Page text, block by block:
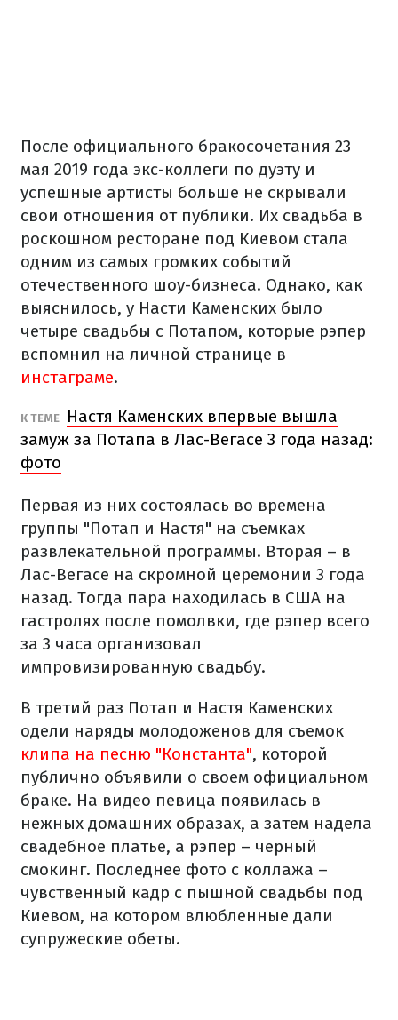
После официального бракосочетания 23
мая 2019 года экс-коллеги по дуэту и
успешные артисты больше не скрывали
свои отношения от публики. Их свадьба в
роскошном ресторане под Киевом стала
одним из самых громких событий
отечественного шоу-бизнеса. Однако, как
выяснилось, у Насти Каменских было
четыре свадьбы с Потапом, которые рэпер
вспомнил на личной странице в
инстаграме.
К ТЕМЕ
Настя Каменских впервые вышла
замуж за Потапа в Лас-Вегасе 3 года назад:
фото
Первая из них состоялась во времена
группы "Потап и Настя" на съемках
развлекательной программы. Вторая – в
Лас-Вегасе на скромной церемонии 3 года
назад. Тогда пара находилась в США на
гастролях после помолвки, где рэпер всего
за 3 часа организовал
импровизированную свадьбу.
В третий раз Потап и Настя Каменских
одели наряды молодоженов для съемок
клипа на песню "Константа", которой
публично объявили о своем официальном
браке. На видео певица появилась в
нежных домашних образах, а затем надела
свадебное платье, а рэпер – черный
смокинг. Последнее фото с коллажа –
чувственный кадр с пышной свадьбы под
Киевом, на котором влюбленные дали
супружеские обеты.